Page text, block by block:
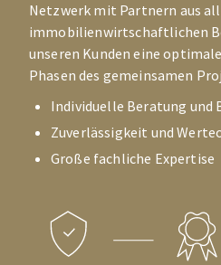
Netzwerk mit Partnern aus
immobilienwirtschaftlichen
unseren Kunden eine
Phasen des gemeinsamen
Individuelle Beratung und
Zuverlässigkeit und
Große fachliche Expertise